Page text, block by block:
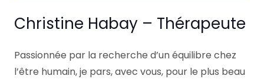
Christine Habay – Thérapeute
Passionnée par la recherche d’un équilibre chez
l’être humain, je pars, avec vous, pour le plus beau